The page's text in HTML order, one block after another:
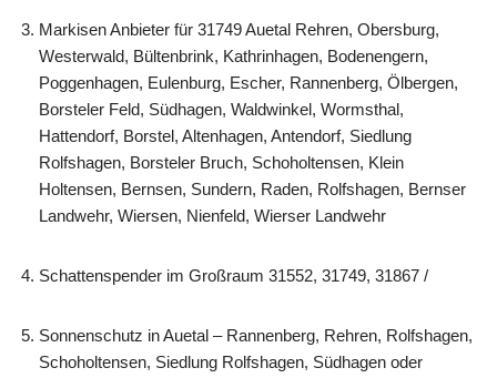
Markisen Anbieter für 31749 Auetal Rehren, Obersburg,
Westerwald, Bültenbrink, Kathrinhagen, Bodenengern,
Poggenhagen, Eulenburg, Escher, Rannenberg, Ölbergen,
Borsteler Feld, Südhagen, Waldwinkel, Wormsthal,
Hattendorf, Borstel, Altenhagen, Antendorf, Siedlung
Rolfshagen, Borsteler Bruch, Schoholtensen, Klein
Holtensen, Bernsen, Sundern, Raden, Rolfshagen, Bernser
Landwehr, Wiersen, Nienfeld, Wierser Landwehr
Schattenspender im Großraum 31552, 31749, 31867 /
Sonnenschutz in Auetal – Rannenberg, Rehren, Rolfshagen,
Schoholtensen, Siedlung Rolfshagen, Südhagen oder